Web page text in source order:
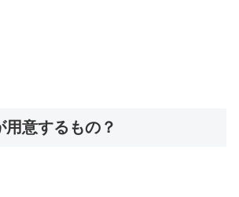
意するもの？